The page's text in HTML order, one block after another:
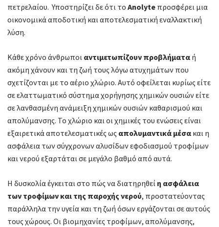
πετρελαίου. Υποστηρίζει δε ότι το Anolyte προσφέρει μια
οικονομικά αποδοτική και αποτελεσματική εναλλακτική
λύση.
Κάθε χρόνο άνθρωποι αντιμετωπίζουν προβλήματα ή
ακόμη χάνουν και τη ζωή τους λόγω ατυχημάτων που
σχετίζονται με το αέριο χλώριο. Αυτό οφείλεται κυρίως είτε
σε ελαττωματικό σύστημα χορήγησης χημικών ουσιών είτε
σε λανθασμένη ανάμειξη χημικών ουσιών καθαρισμού και
απολύμανσης. Το χλώριο και οι χημικές του ενώσεις είναι
εξαιρετικά αποτελεσματικές ως απολυμαντικά μέσα και η
ασφάλεια των σύγχρονων αλυσίδων εφοδιασμού τροφίμων
και νερού εξαρτάται σε μεγάλο βαθμό από αυτά.
Η δυσκολία έγκειται στο πώς να διατηρηθεί η ασφάλεια
των τροφίμων και της παροχής νερού, προστατεύοντας
παράλληλα την υγεία και τη ζωή όσων εργάζονται σε αυτούς
τους χώρους. Οι βιομηχανίες τροφίμων, απολύμανσης,